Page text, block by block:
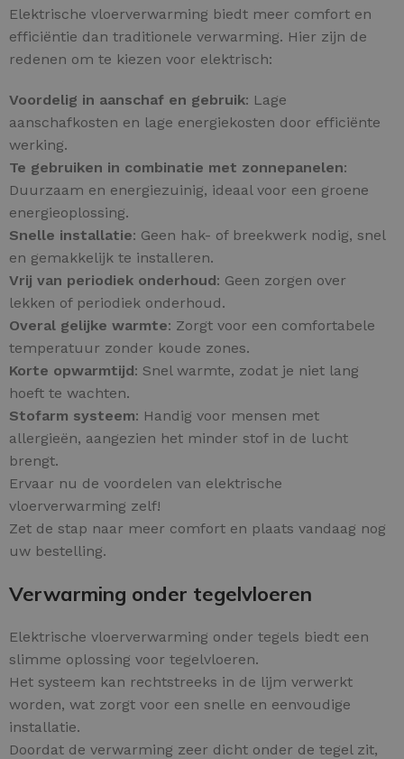
Elektrische vloerverwarming biedt meer comfort en
efficiëntie dan traditionele verwarming. Hier zijn de
redenen om te kiezen voor elektrisch:
Voordelig in aanschaf en gebruik: Lage
aanschafkosten en lage energiekosten door efficiënte
werking.
Te gebruiken in combinatie met zonnepanelen:
Duurzaam en energiezuinig, ideaal voor een groene
energieoplossing.
Snelle installatie: Geen hak- of breekwerk nodig, snel
en gemakkelijk te installeren.
Vrij van periodiek onderhoud: Geen zorgen over
lekken of periodiek onderhoud.
Overal gelijke warmte: Zorgt voor een comfortabele
temperatuur zonder koude zones.
Korte opwarmtijd: Snel warmte, zodat je niet lang
hoeft te wachten.
Stofarm systeem: Handig voor mensen met
allergieën, aangezien het minder stof in de lucht
brengt.
Ervaar nu de voordelen van elektrische
vloerverwarming zelf!
Zet de stap naar meer comfort en plaats vandaag nog
uw bestelling.
Verwarming onder tegelvloeren
Elektrische vloerverwarming onder tegels biedt een
slimme oplossing voor tegelvloeren.
Het systeem kan rechtstreeks in de lijm verwerkt
worden, wat zorgt voor een snelle en eenvoudige
installatie.
Doordat de verwarming zeer dicht onder de tegel zit,